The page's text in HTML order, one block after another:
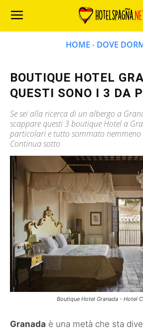
HOME DOVE
BOUTIQUE HOTEL
QUESTI SONO I 3 DA
Se sei alla ricerca di un albergo a
scappare questi 3 boutique Hotel a
particolari e tutto sommato nemmeno
Continua sotto
Boutique Hotel Granada - Hotel
Granada è una metà che sta